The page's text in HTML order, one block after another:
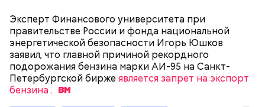
Эксперт Финансового университета при
правительстве России и фонда национальной
энергетической безопасности Игорь Юшков
заявил, что главной причиной рекордного
подорожания бензина марки АИ-95 на Санкт-
Петербургской бирже является запрет на экспорт
бензина.
— Кабачки, порезанные кубиками, нужно легко
обжарить на сковороде. К ним добавляются зелень
петрушки, чеснок, соль и оливковое масло.
Получается очень вкусно, — поделился рецептом
Копылов.